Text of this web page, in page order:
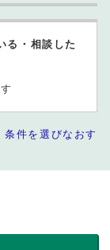
る・相談した
条件を選びなおす